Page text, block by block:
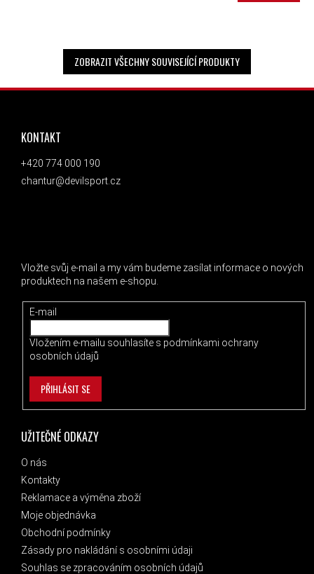
ZOBRAZIT VŠECHNY SOUVISEJÍCÍ PRODUKTY
ZÁPATÍ
UŽITEČNÉ ODKAZY
O nás
Kontakty
Reklamace a výměna zboží
Moje objednávka
Obchodní podmínky
Zásady pro nakládání s osobními údaji
Souhlas se zpracováním osobních údajů
KONTAKT
+420 774 000 190
chantur@devilsport.cz
Vložte svůj e-mail a my vám budeme zasílat informace o nových
produktech na našem e-shopu.
E-mail
Vložením e-mailu souhlasíte s podmínkami ochrany
osobních údajů
PŘIHLÁSIT SE